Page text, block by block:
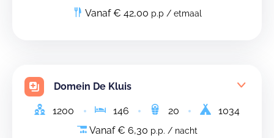
Vanaf € 42,00 p.p / etmaal
Domein De Kluis
1200 146 20
1034
Vanaf € 6,30 p.p. / nacht